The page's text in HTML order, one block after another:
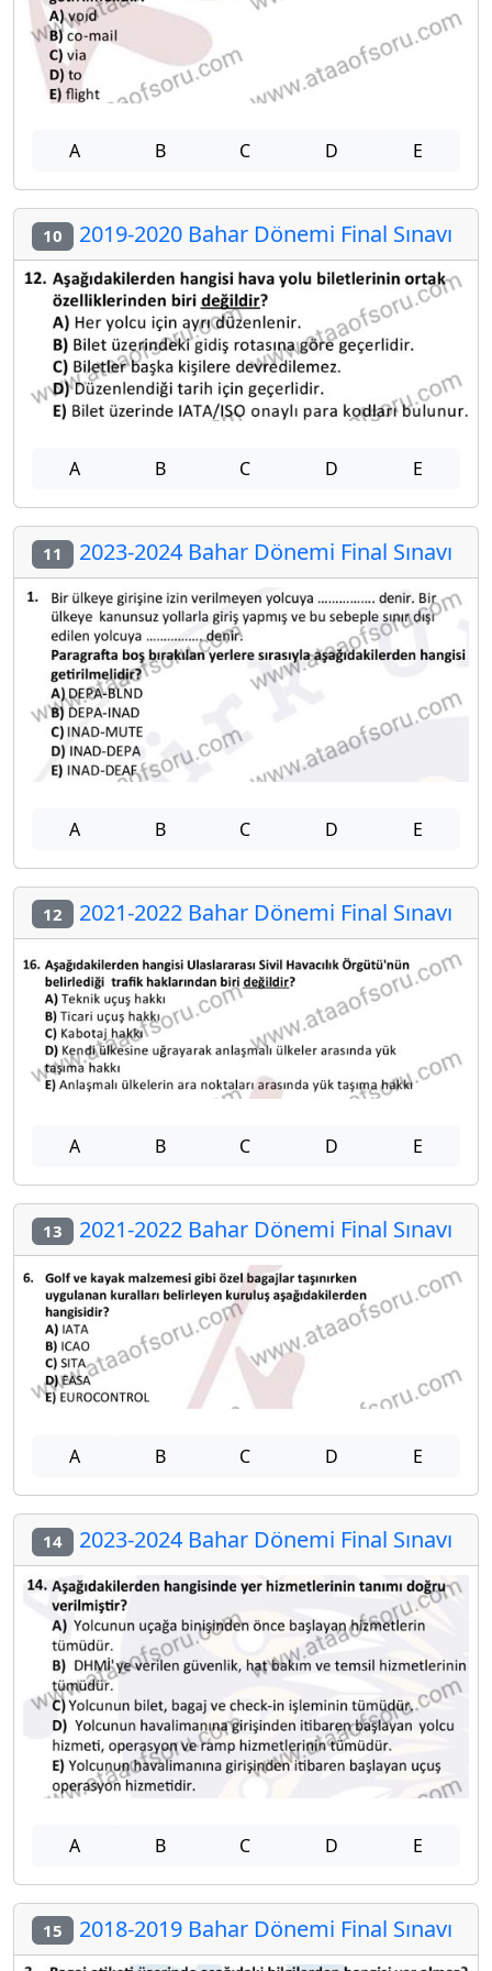
A B C D E
10 2019-2020 Bahar Dönemi Final Sınavı
A B C D E
11 2023-2024 Bahar Dönemi Final Sınavı
A B C D E
12 2021-2022 Bahar Dönemi Final Sınavı
A B C D E
13 2021-2022 Bahar Dönemi Final Sınavı
A B C D E
14 2023-2024 Bahar Dönemi Final Sınavı
A B C D E
15 2018-2019 Bahar Dönemi Final Sınavı